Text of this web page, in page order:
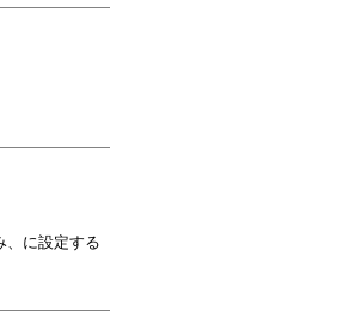
、に設定する